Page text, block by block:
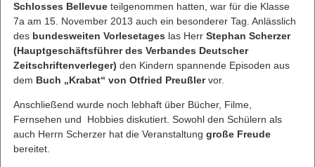
Schlosses Bellevue teilgenommen hatten, war für die Klasse
7a am 15. November 2013 auch ein besonderer Tag. Anlässlich
des bundesweiten Vorlesetages las Herr Stephan Scherzer
(Hauptgeschäftsführer des Verbandes Deutscher
Zeitschriftenverleger) den Kindern spannende Episoden aus
dem Buch „Krabat“ von Otfried Preußlervor.
Anschließend wurde noch lebhaft über Bücher, Filme,
Fernsehen und Hobbies diskutiert. Sowohl den Schülern als
auch Herrn Scherzer hat die Veranstaltung große Freude
bereitet.